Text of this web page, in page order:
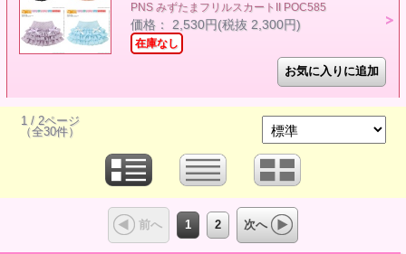
PNS みずたまフリルスカートII POC585
価格： 2,530円(税抜 2,300円)
在庫なし
1 / 2ページ
（全30件）
前へ 1 2 次へ